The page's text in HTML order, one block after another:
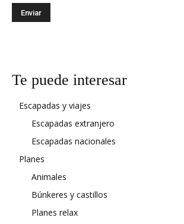
Te puede interesar
Escapadas y viajes
Escapadas extranjero
Escapadas nacionales
Planes
Animales
Búnkeres y castillos
Planes relax